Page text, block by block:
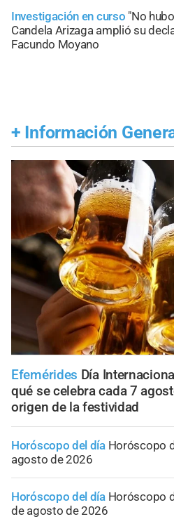
Investigación en curso "No
Candela Arizaga amplió su
Facundo Moyano
+ Información
Efemérides Día
qué se celebra cada 7
origen de la festividad
Horóscopo del día Horóscopo
agosto de 2026
Horóscopo del día Horóscopo
de agosto de 2026